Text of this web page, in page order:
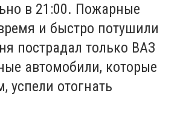
в 21:00. Пожарные
и быстро потушили
пострадал только ВАЗ
автомобили, которые
успели отогнать